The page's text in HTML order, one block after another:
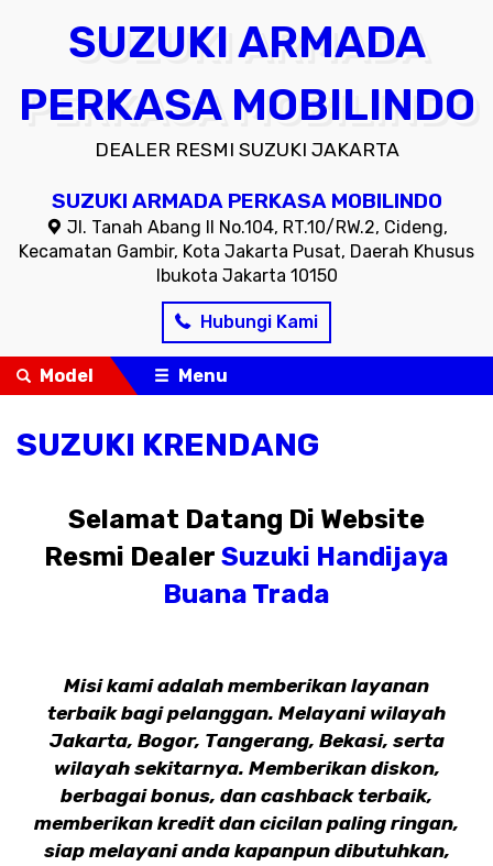
SUZUKI ARMADA
PERKASA MOBILINDO
DEALER RESMI SUZUKI JAKARTA
SUZUKI ARMADA PERKASA MOBILINDO
Jl. Tanah Abang II No.104, RT.10/RW.2, Cideng,
Kecamatan Gambir, Kota Jakarta Pusat, Daerah Khusus
Ibukota Jakarta 10150
Hubungi Kami
Model Menu
SUZUKI KRENDANG
Selamat Datang Di Website
Resmi Dealer Suzuki Handijaya
Buana Trada
Misi kami adalah memberikan layanan
terbaik bagi pelanggan. Melayani wilayah
Jakarta, Bogor, Tangerang, Bekasi, serta
wilayah sekitarnya. Memberikan diskon,
berbagai bonus, dan cashback terbaik,
memberikan kredit dan cicilan paling ringan,
siap melayani anda kapanpun dibutuhkan,